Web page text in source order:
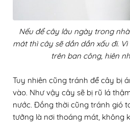
Nếu để cây lâu ngày trong
mát thì cây sẽ dần dần xấu đi.
trên ban công, hiên
Tuy nhiên cũng tránh để cây bị
vào. Như vậy cây sẽ bị rũ lá
nước. Đồng thời cũng tránh gió
tưởng là nơi thoáng mát, không